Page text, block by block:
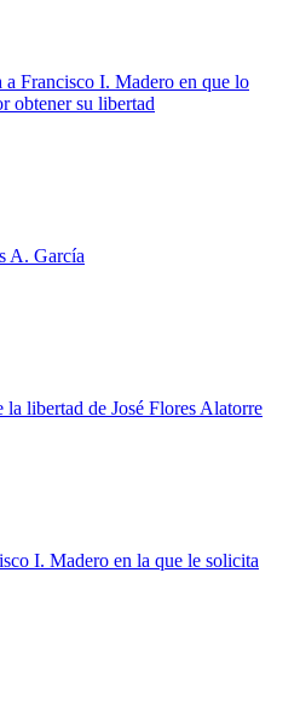
a Francisco I. Madero en que lo
obtener su libertad
A. García
libertad de José Flores Alatorre
I. Madero en la que le solicita